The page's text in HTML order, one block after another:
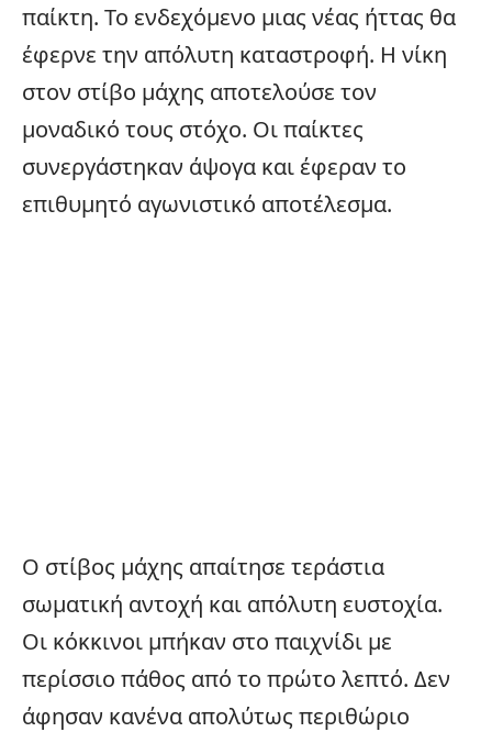
παίκτη. Το ενδεχόμενο μιας νέας ήττας θα
έφερνε την απόλυτη καταστροφή. Η νίκη
στον στίβο μάχης αποτελούσε τον
μοναδικό τους στόχο. Οι παίκτες
συνεργάστηκαν άψογα και έφεραν το
επιθυμητό αγωνιστικό αποτέλεσμα.
Ο στίβος μάχης απαίτησε τεράστια
σωματική αντοχή και απόλυτη ευστοχία.
Οι κόκκινοι μπήκαν στο παιχνίδι με
περίσσιο πάθος από το πρώτο λεπτό. Δεν
άφησαν κανένα απολύτως περιθώριο